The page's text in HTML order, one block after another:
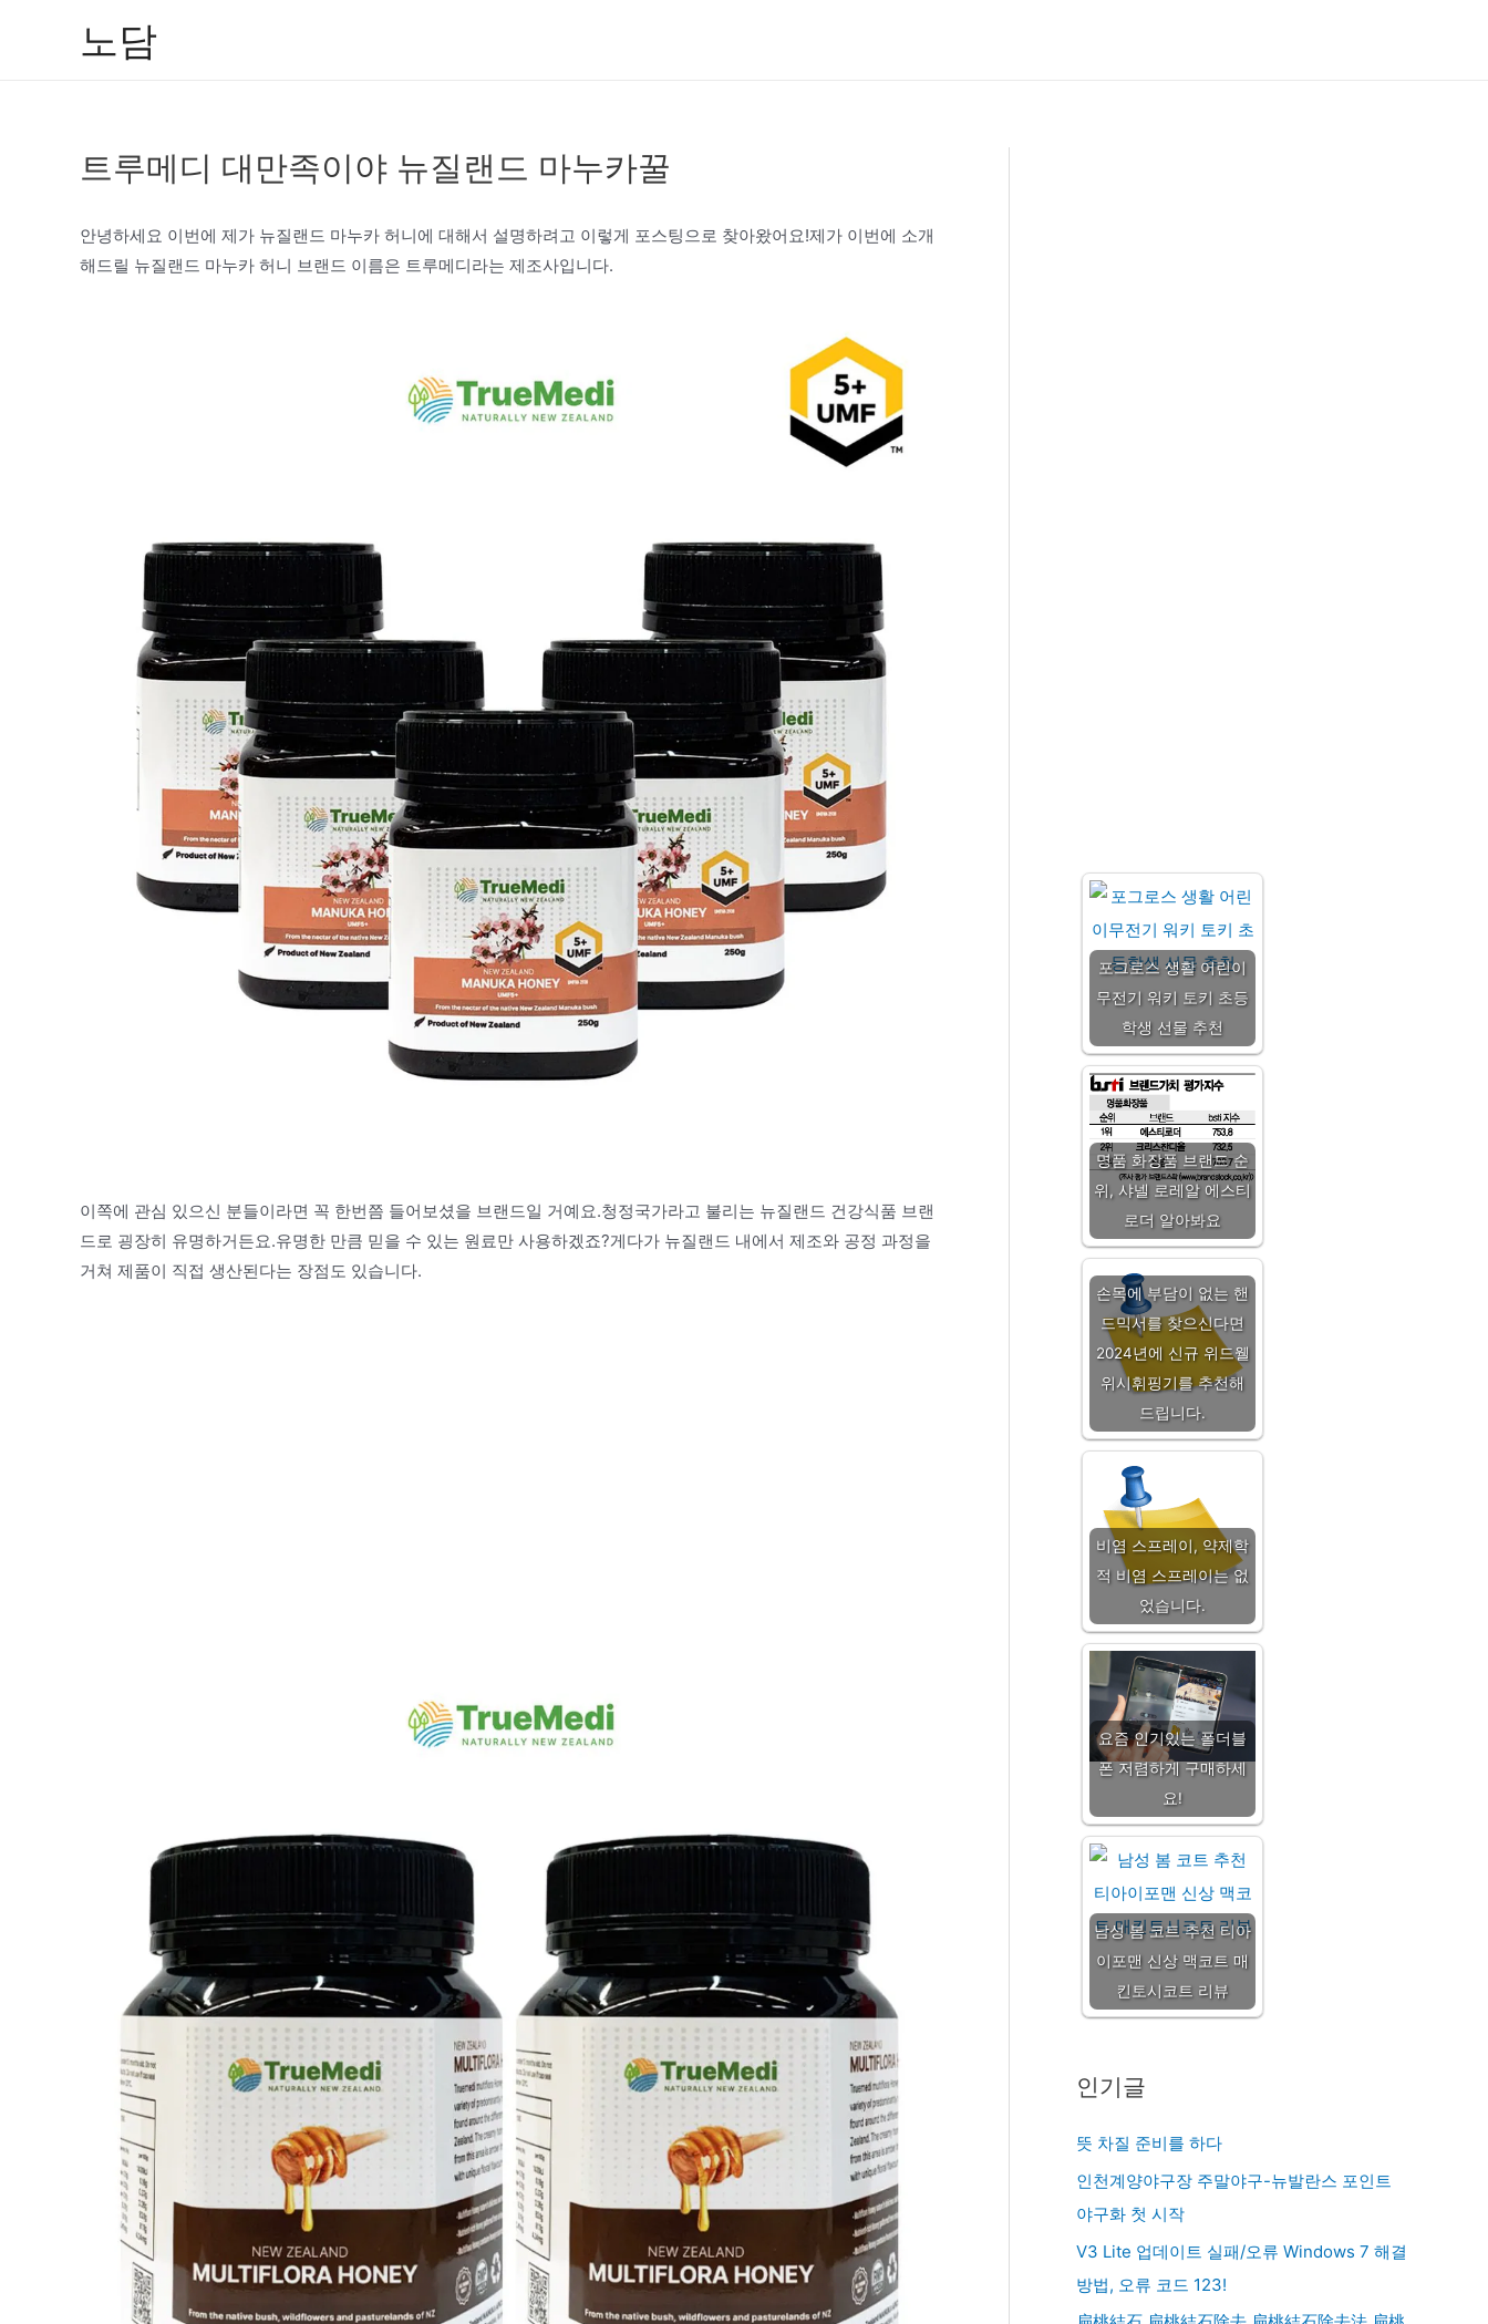
노담
트루메디 대만족이야 뉴질랜드 마누카꿀
안녕하세요 이번에 제가 뉴질랜드 마누카 허니에 대해서 설명하려고 이렇게 포스팅으로 찾아왔어요!제가 이번에 소개
해드릴 뉴질랜드 마누카 허니 브랜드 이름은 트루메디라는 제조사입니다.
이쪽에 관심 있으신 분들이라면 꼭 한번쯤 들어보셨을 브랜드일 거예요.청정국가라고 불리는 뉴질랜드 건강식품 브랜
드로 굉장히 유명하거든요.유명한 만큼 믿을 수 있는 원료만 사용하겠죠?게다가 뉴질랜드 내에서 제조와 공정 과정을
거쳐 제품이 직접 생산된다는 장점도 있습니다.
포그로스 생활 어린이
무전기 워키 토키 초등
학생 선물 추천
명품 화장품 브랜드 순
위, 샤넬 로레알 에스티
로더 알아봐요
손목에 부담이 없는 핸
드믹서를 찾으신다면
2024년에 신규 위드웰
위시휘핑기를 추천해
드립니다.
비염 스프레이, 약제학
적 비염 스프레이는 없
었습니다.
요즘 인기있는 폴더블
폰 저렴하게 구매하세
요!
남성 봄 코트 추천 티아
이포맨 신상 맥코트 매
킨토시코트 리뷰
인기글
뜻 차질 준비를 하다
인천계양야구장 주말야구-뉴발란스 포인트
야구화 첫 시작
V3 Lite 업데이트 실패/오류 Windows 7 해결
방법, 오류 코드 123!